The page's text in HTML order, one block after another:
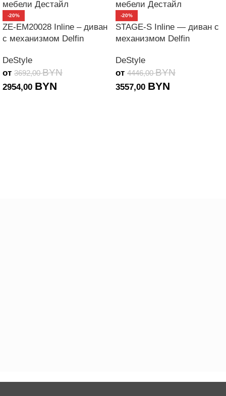
-20%
ZE-EM20028 Inline – диван
с механизмом Delfin
DeStyle
от 3692,00BYN
2954,00 BYN
-20%
STAGE-S Inline — диван с
механизмом Delfin
DeStyle
от 4446,00BYN
3557,00 BYN